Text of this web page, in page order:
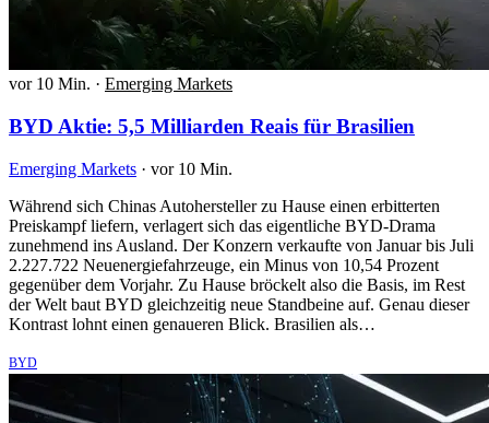
vor 10 Min. · Emerging Markets
BYD Aktie: 5,5 Milliarden Reais für Brasilien
Emerging Markets · vor 10 Min.
Während sich Chinas Autohersteller zu Hause einen erbitterten
Preiskampf liefern, verlagert sich das eigentliche BYD-Drama
zunehmend ins Ausland. Der Konzern verkaufte von Januar bis Juli
2.227.722 Neuenergiefahrzeuge, ein Minus von 10,54 Prozent
gegenüber dem Vorjahr. Zu Hause bröckelt also die Basis, im Rest
der Welt baut BYD gleichzeitig neue Standbeine auf. Genau dieser
Kontrast lohnt einen genaueren Blick. Brasilien als…
BYD